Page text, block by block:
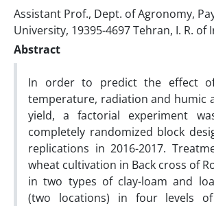
Assistant Prof., Dept. of Agronomy,
University, 19395-4697 Tehran, I. R. of
Abstract
In order to predict the effect
temperature, radiation and humic
yield, a factorial experiment
completely randomized block
replications in 2016-2017.
wheat cultivation in Back cross of
in two types of clay-loam and
(two locations) in four levels